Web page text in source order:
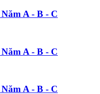
A - B - C
A - B - C
A - B - C